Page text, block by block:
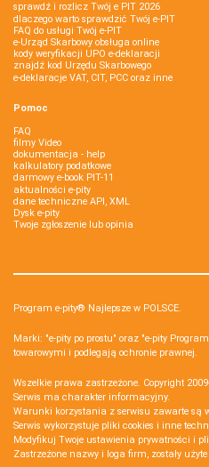
sprawdź i rozlicz Twój e PIT 2026
dlaczego warto sprawdzić Twój e-PIT
FAQ do usługi Twój e-PIT
e-Urząd Skarbowy obsługa online
kody weryfikacji UPO e-deklaracji
znajdź kod Urzędu Skarbowego
e-deklaracje VAT, CIT, PCC oraz inne
Pomoc
FAQ
filmy Video
dokumentacja - help
kalkulatory podatkowe
darmowy e-book PIT-11
aktualności e-pity
dane techniczne API, XML
Dysk e-pity
Twoje zgłoszenie lub opinia
Program e-pity® Najlepsze w POLSCE.
Marki: "e-pity po prostu" oraz "e-pity
towarowymi i podlegają ochronie prawnej.
Wszelkie prawa zastrzeżone. Copyright
Serwis ma charakter informacyjny.
Warunki korzystania z serwisu zawarte są
Serwis wykorzystuje pliki cookies i inne
Modyfikuj Twoje ustawienia prywatności i
Zastrzeżone nazwy i loga firm, zostały